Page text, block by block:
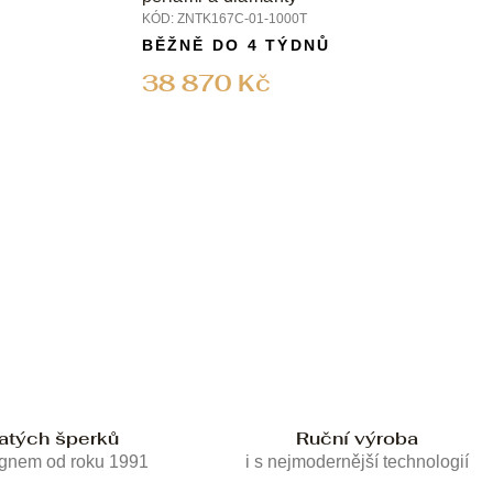
KÓD: ZNTK167C-01-1000T
38 870 Kč
BĚŽNĚ DO 4 TÝDNŮ
šperků
od roku 1991
Ruční výroba
i s nejmodernější technologií